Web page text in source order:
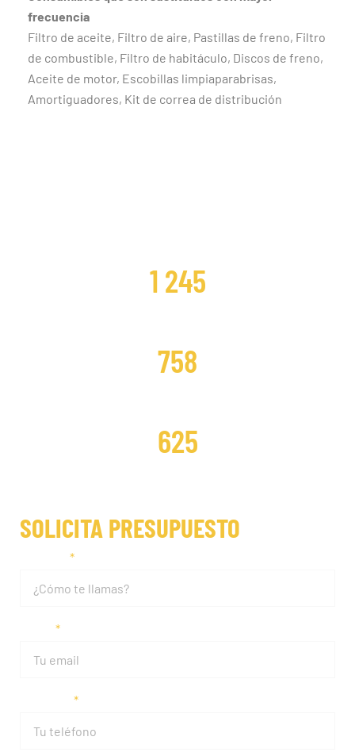
frecuencia
Filtro de aceite, Filtro de aire, Pastillas de freno, Filtro
de combustible, Filtro de habitáculo, Discos de freno,
Aceite de motor, Escobillas limpiaparabrisas,
Amortiguadores, Kit de correa de distribución
SOLICITA PRESUPUESTO
1 245
758
625